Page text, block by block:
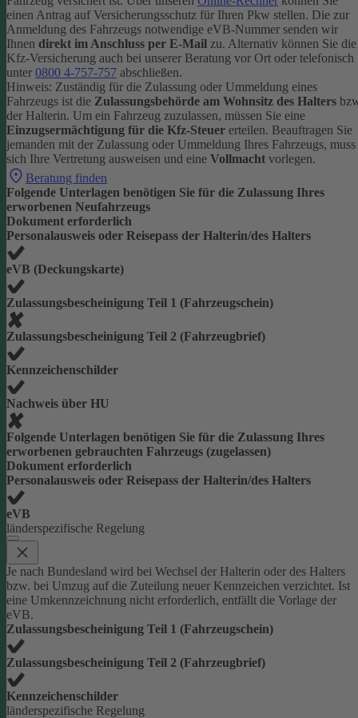
einen Antrag auf Versicherungsschutz für Ihren Pkw stellen. Die zur
Anmeldung des Fahrzeugs notwendige eVB-Nummer senden wir
Ihnen direkt im Anschluss per E-Mail zu. Alternativ können Sie die
Kfz-Versicherung auch bei unserer Beratung vor Ort oder telefonisch
unter 0800 4-757-757 abschließen.
Hinweis: Zuständig für die Zulassung oder Ummeldung eines
Fahrzeugs ist die Zulassungsbehörde am Wohnsitz des Halters
der Halterin. Um ein Fahrzeug zuzulassen, müssen Sie eine
Einzugsermächtigung für die Kfz-Steuer erteilen. Beauftragen Sie
jemanden mit der Zulassung oder Ummeldung Ihres Fahrzeugs, muss
sich Ihre Vertretung ausweisen und eine Vollmacht vorlegen.
Beratung finden
Folgende Unterlagen benötigen Sie für die Zulassung Ihres
erworbenen Neufahrzeugs
Dokument erforderlich
Personalausweis oder Reisepass der Halterin/des Halters
eVB (Deckungskarte)
Zulassungsbescheinigung Teil 1 (Fahrzeugschein)
Zulassungsbescheinigung Teil 2 (Fahrzeugbrief)
Kennzeichenschilder
Nachweis über HU
Folgende Unterlagen benötigen Sie für die Zulassung Ihres
erworbenen gebrauchten Fahrzeugs (zugelassen)
Dokument erforderlich
Personalausweis oder Reisepass der Halterin/des Halters
eVB
länderspezifische Regelung
Je nach Bundesland wird bei Wechsel der Halterin oder des Halters
bzw. bei Umzug auf die Zuteilung neuer Kennzeichen verzichtet. Ist
eine Umkennzeichnung nicht erforderlich, entfällt die Vorlage der
eVB.
Zulassungsbescheinigung Teil 1 (Fahrzeugschein)
Zulassungsbescheinigung Teil 2 (Fahrzeugbrief)
Kennzeichenschilder
länderspezifische Regelung